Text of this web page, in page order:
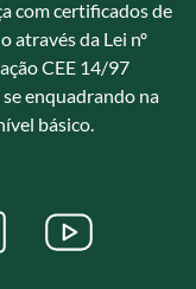
com certificados de
através da Lei nº
CEE 14/97
enquadrando na
básico.